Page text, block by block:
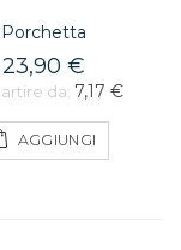
Porchetta
23,90 €
da: 7,17 €
AGGIUNGI